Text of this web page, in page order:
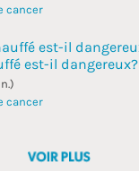
cancer
est-il dangereux?
cancer